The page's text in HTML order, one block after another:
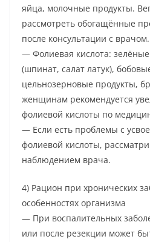
яйца, молочные продукты.
рассмотреть обогащённые
после консультации с врачом.
— Фолиевая кислота:
(шпинат, салат латук),
цельнозерновые продукты,
женщинам рекомендуется
фолиевой кислоты по
— Если есть проблемы с
фолиевой кислоты,
наблюдением врача.
4) Рацион при хронических
особенностях организма
— При воспалительных
или после резекции может